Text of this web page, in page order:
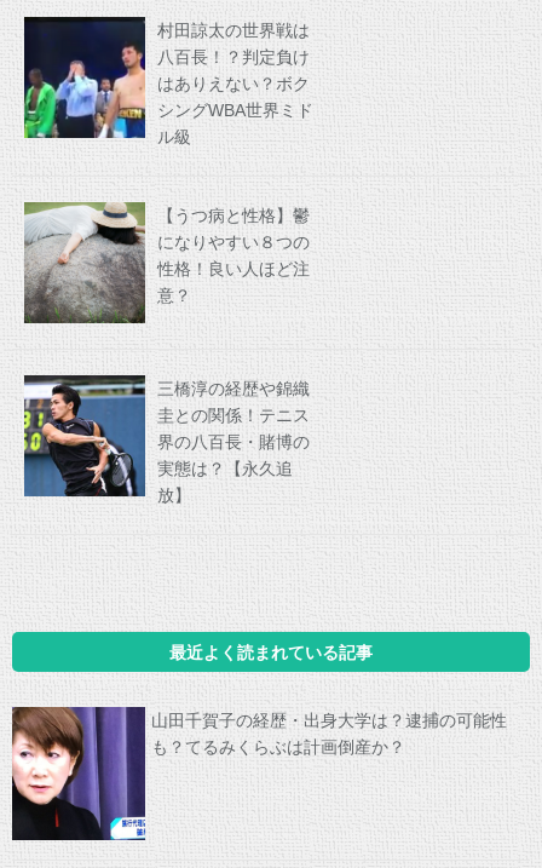
村田諒太の世界戦は
八百長！？判定負け
はありえない？ボク
シングWBA世界ミド
ル級
【うつ病と性格】鬱
になりやすい８つの
性格！良い人ほど注
意？
三橋淳の経歴や錦織
圭との関係！テニス
界の八百長・賭博の
実態は？【永久追
放】
最近よく読まれている記事
山田千賀子の経歴・出身大学は？逮捕の可能性
も？てるみくらぶは計画倒産か？